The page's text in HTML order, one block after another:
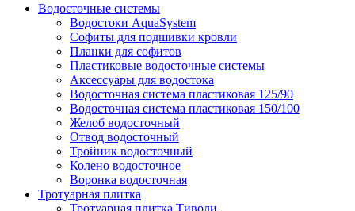
Водосточные системы
Водостоки AquaSystem
Софиты для подшивки кровли
Планки для софитов
Пластиковые водосточные системы
Аксессуары для водостока
Водосточная система пластиковая 125/90
Водосточная система пластиковая 150/100
Желоб водосточный
Отвод водосточный
Тройник водосточный
Колено водосточное
Воронка водосточная
Тротуарная плитка
Тротуарная плитка Тиволи